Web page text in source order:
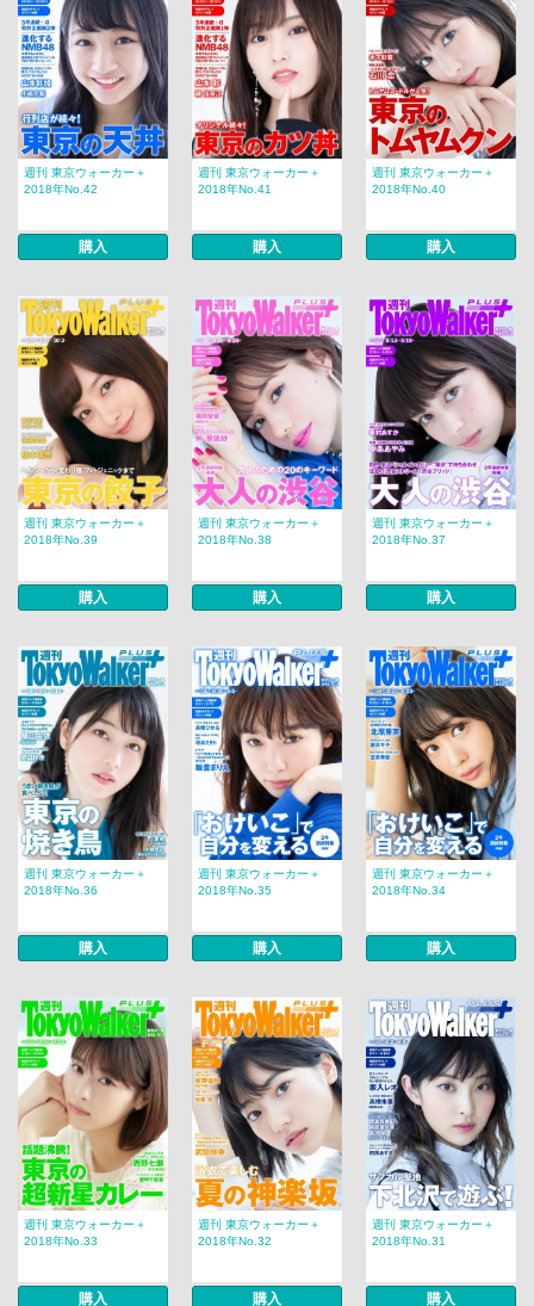
週刊 東京ウォーカー＋
2018年No.42
購入
週刊 東京ウォーカー＋
2018年No.41
購入
週刊 東京ウォーカー＋
2018年No.40
購入
週刊 東京ウォーカー＋
2018年No.39
購入
週刊 東京ウォーカー＋
2018年No.38
購入
週刊 東京ウォーカー＋
2018年No.37
購入
週刊 東京ウォーカー＋
2018年No.36
購入
週刊 東京ウォーカー＋
2018年No.35
購入
週刊 東京ウォーカー＋
2018年No.34
購入
週刊 東京ウォーカー＋
2018年No.33
購入
週刊 東京ウォーカー＋
2018年No.32
購入
週刊 東京ウォーカー＋
2018年No.31
購入